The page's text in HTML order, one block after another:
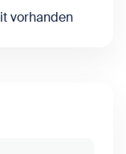
vorhanden